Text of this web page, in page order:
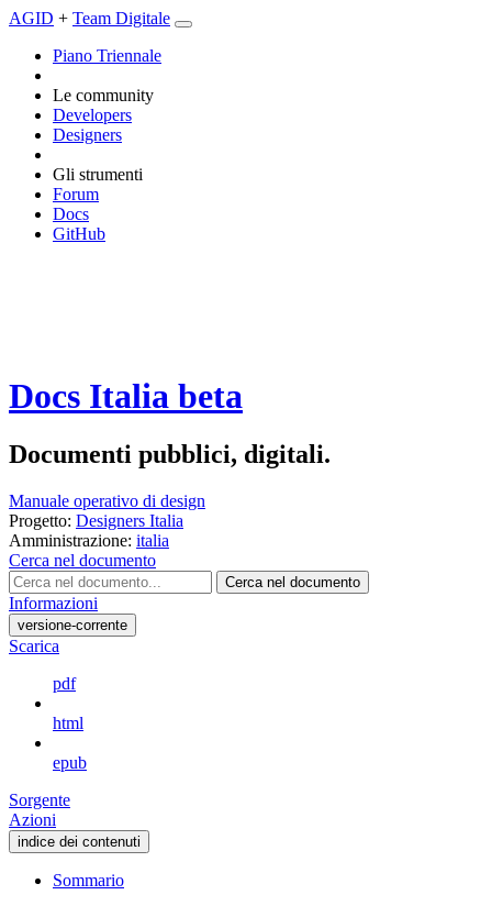
AGID + Team Digitale
Piano Triennale
Le community
Developers
Designers
Gli strumenti
Forum
Docs
GitHub
Docs Italia beta
Documenti pubblici, digitali.
Manuale operativo di design
Progetto: Designers Italia
Amministrazione: italia
Cerca nel documento
Cerca nel documento
Informazioni
versione-corrente
Scarica
pdf
html
epub
Sorgente
Azioni
indice dei contenuti
Sommario